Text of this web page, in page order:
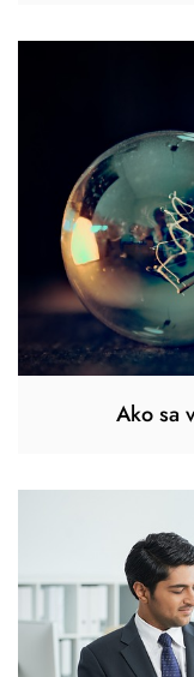
Ako sa